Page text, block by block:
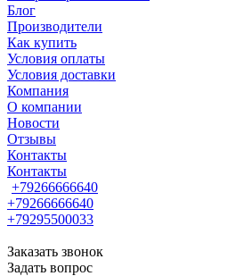
Блог
Производители
Как купить
Условия оплаты
Условия доставки
Компания
О компании
Новости
Отзывы
Контакты
Контакты
+79266666640
+79266666640
+79295500033
Заказать звонок
Задать вопрос